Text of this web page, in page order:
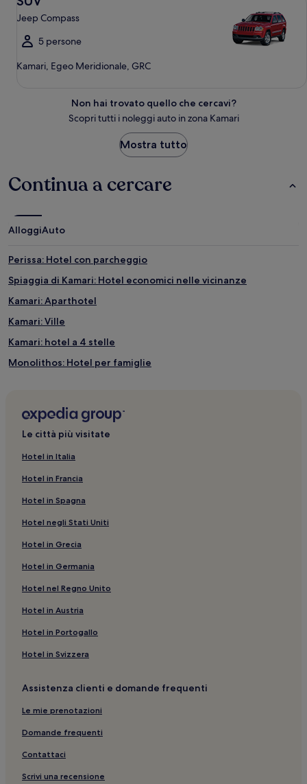
Jeep Compass
5 persone
Kamari, Egeo Meridionale, GRC
Non hai trovato quello che cercavi?
Scopri tutti i noleggi auto in zona Kamari
Mostra tutto
Continua a cercare
AlloggiAuto
Perissa: Hotel con parcheggio
Spiaggia di Kamari: Hotel economici nelle vicinanze
Kamari: Aparthotel
Kamari: Ville
Kamari: hotel a 4 stelle
Monolithos: Hotel per famiglie
Agia Paraskevi: Hotel per famiglie
Santorini: Hotel con cucina
Kamari: Hotel con parcheggio
Perissa: Aparthotel
Messaria: Hotel con piscina
Messaria: Ville
Perissa: Hotel sulla spiaggia
Santorini: Hotel economici
Vothonas: Hotel con piscina
Perissa: hotel a 5 stelle
Kamari: hotel a 5 stelle
Perivolos: hotel
Santorini: Ville
Episkopi Gonias: hotel
Santorini: hotel a 4 stelle
Le città più visitate
Hotel in Italia
Hotel in Francia
Hotel in Spagna
Hotel negli Stati Uniti
Hotel in Grecia
Hotel in Germania
Hotel nel Regno Unito
Hotel in Austria
Hotel in Portogallo
Hotel in Svizzera
Assistenza clienti e domande frequenti
Le mie prenotazioni
Domande frequenti
Contattaci
Scrivi una recensione